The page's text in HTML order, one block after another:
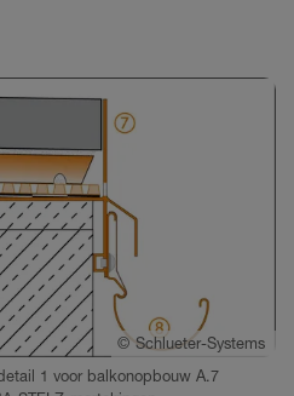
© Schlueter-Systems
1 voor balkonopbouw A.7